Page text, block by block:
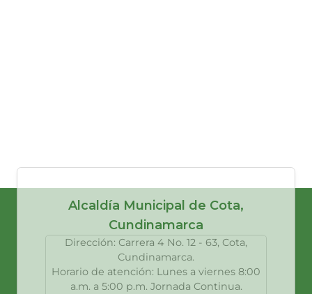
Alcaldía Municipal de Cota,
Cundinamarca
Dirección: Carrera 4 No. 12 - 63, Cota,
Cundinamarca.
Horario de atención: Lunes a viernes 8:00
a.m. a 5:00 p.m. Jornada Continua.